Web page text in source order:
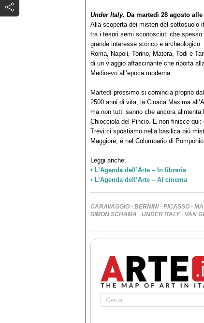
Under Italy. Da martedì 28 agosto alle
Alla scoperta dei misteri del sottosuolo
tra i tesori semi sconosciuti che
grande interesse storico e archeologico.
Roma, Napoli, Torino, Matera, Todi e
di un viaggio affascinante che riporta
Medioevo all’epoca moderna.
Martedì prossimo si comincia proprio
2500 anni di vita, la Cloaca Maxima
ma non tutti sanno che ancora
Chiocciola del Pincio. E non finisce
Trevi ci spostiamo nella basilica più
Maggiore, e nel Colombario di
Leggi anche:
• L’Agenda dell’Arte – In libreria
• L’Agenda dell’Arte – Al cinema
CARAVAGGIO · BERNINI· PICASSO ·
SIMON SCHAMA · UNDER ITALY· VAN